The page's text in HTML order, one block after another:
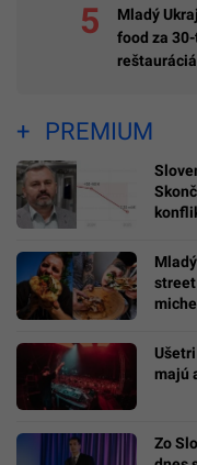
Mladý
food za
PREMIUM
street
majú
Zo